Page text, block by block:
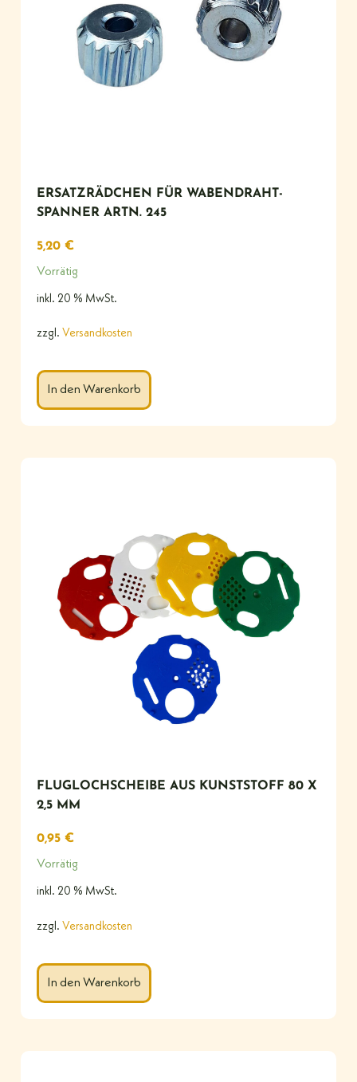
ERSATZRÄDCHEN FÜR WABENDRAHT-
SPANNER ARTN. 245
5,20 €
Vorrätig
inkl. 20 % MwSt.
zzgl. Versandkosten
In den Warenkorb
FLUGLOCHSCHEIBE AUS KUNSTSTOFF 80 X
2,5 MM
0,95 €
Vorrätig
inkl. 20 % MwSt.
zzgl. Versandkosten
In den Warenkorb